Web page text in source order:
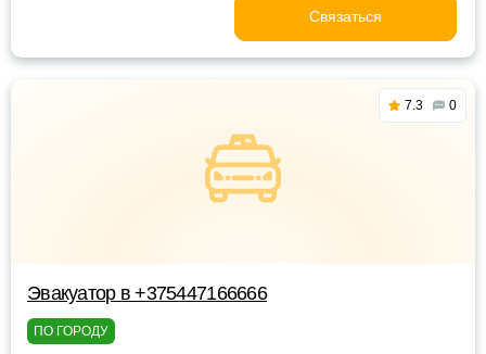
Связаться
7.3 0
Эвакуатор в +375447166666
ПО ГОРОДУ